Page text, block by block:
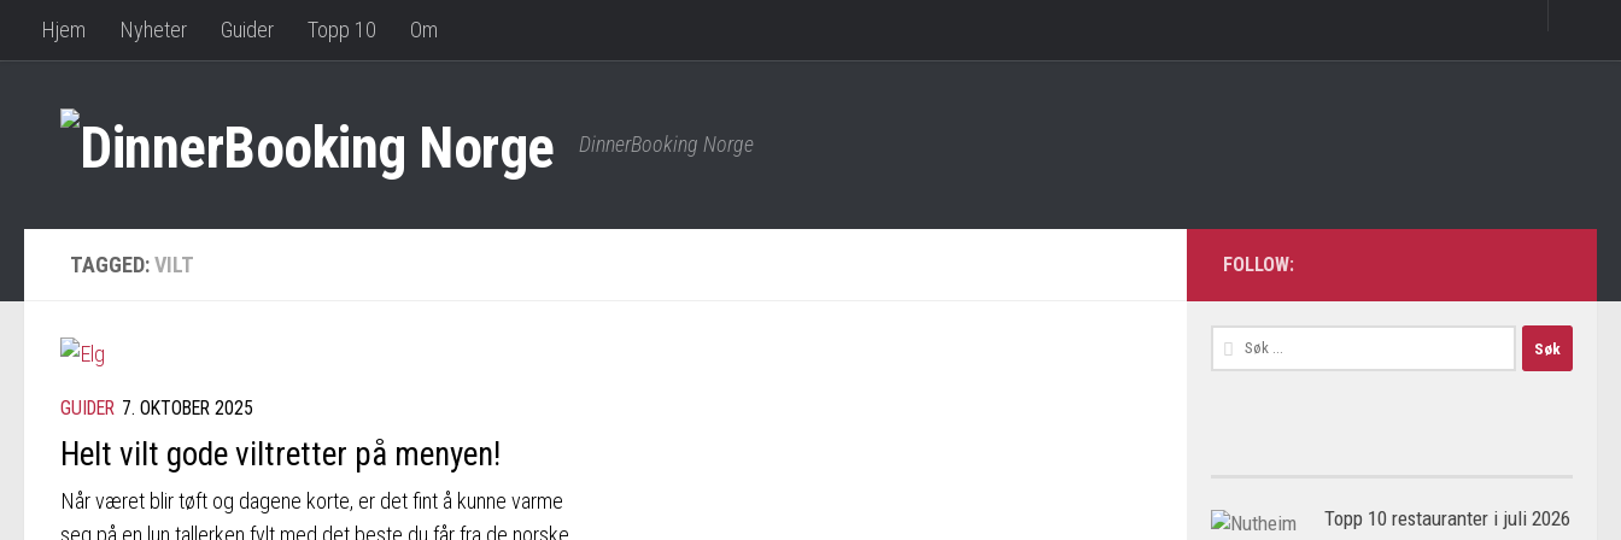
Hjem Nyheter Guider Topp 10 Om
DinnerBooking Norge
TAGGED:VILT
GUIDER 7. OKTOBER 2025
Helt vilt gode viltretter på menyen!
Når været blir tøft og dagene korte, er det fint å kunne varme
seg på en lun tallerken fylt med det beste du får fra de norske
FOLLOW:
Søk
etter:
Topp 10 restauranter i juli 2026